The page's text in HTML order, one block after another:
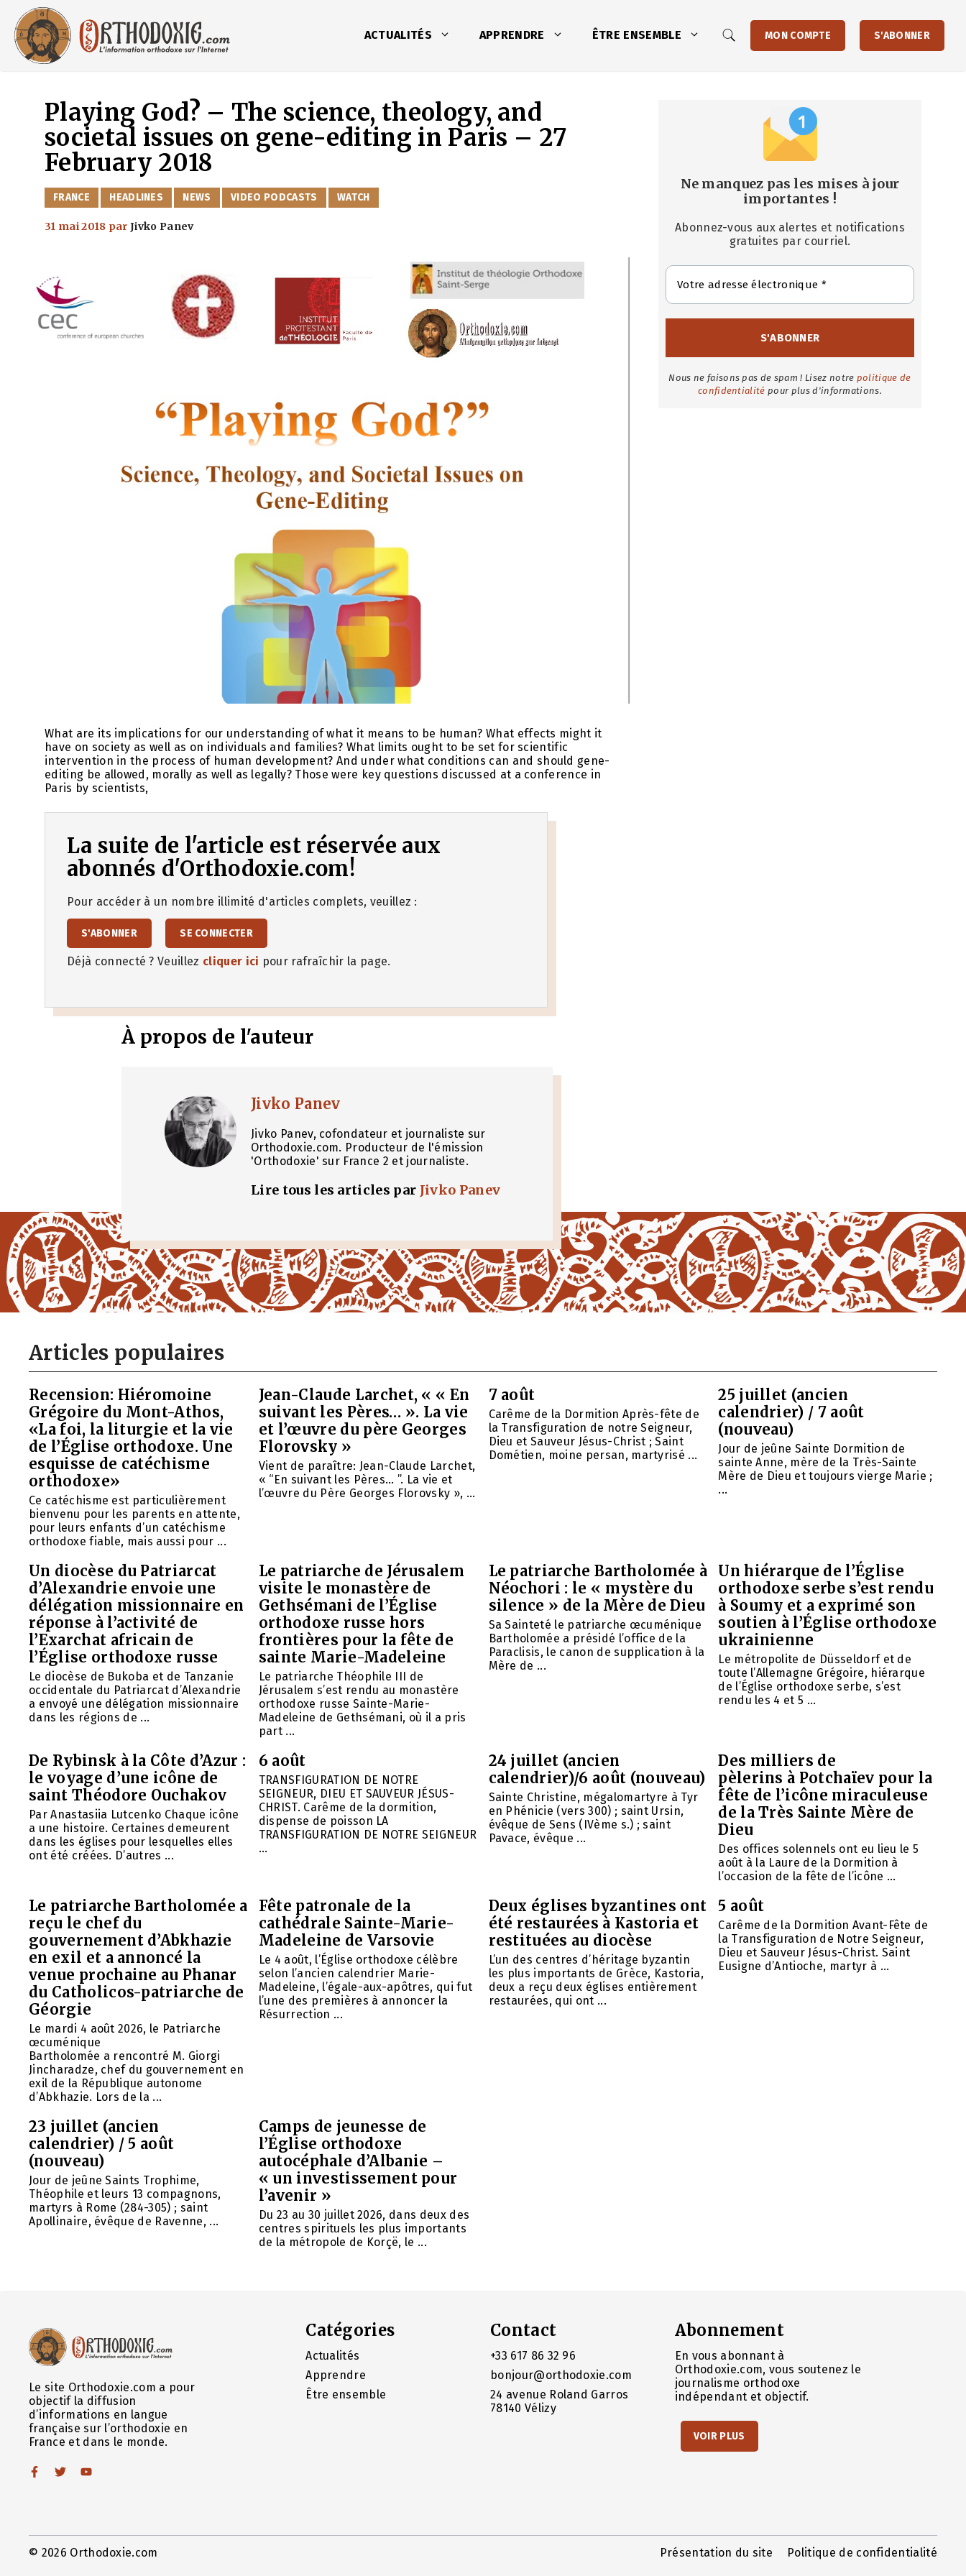
contenu
ACTUALITÉS APPRENDRE ÊTRE ENSEMBLE MON COMPTE S'ABONNER
Playing God? – The science, theology, and
societal issues on gene-editing in Paris – 27
February 2018
CATÉGORIES
FRANCE HEADLINES NEWS VIDEO PODCASTS WATCH
31 mai 2018 parJivko Panev
What are its implications for our understanding of what it means to be human? What effects might it
have on society as well as on individuals and families? What limits ought to be set for scientific
intervention in the process of human development? And under what conditions can and should gene-
editing be allowed, morally as well as legally? Those were key questions discussed at a conference in
Paris by scientists,
La suite de l'article est réservée aux
abonnés d'Orthodoxie.com!
Pour accéder à un nombre illimité d'articles complets, veuillez :
S'ABONNER SE CONNECTER
Déjà connecté ? Veuillez cliquer ici pour rafraîchir la page.
À propos de l'auteur
Jivko Panev
Jivko Panev, cofondateur et journaliste sur
Orthodoxie.com. Producteur de l'émission
'Orthodoxie' sur France 2 et journaliste.
Lire tous les articles par Jivko Panev
Ne manquez pas les mises à jour
importantes !
Abonnez-vous aux alertes et notifications
gratuites par courriel.
Nous ne faisons pas de spam ! Lisez notre politique de
confidentialité pour plus d'informations.
Articles populaires
Recension: Hiéromoine
Grégoire du Mont-Athos,
«La foi, la liturgie et la vie
de l’Église orthodoxe. Une
esquisse de catéchisme
orthodoxe»
Ce catéchisme est particulièrement
bienvenu pour les parents en attente,
pour leurs enfants d’un catéchisme
orthodoxe fiable, mais aussi pour ...
Jean-Claude Larchet, « « En
suivant les Pères… ». La vie
et l’œuvre du père Georges
Florovsky »
Vient de paraître: Jean-Claude Larchet,
« “En suivant les Pères… ”. La vie et
l’œuvre du Père Georges Florovsky », ...
7 août
Carême de la Dormition Après-fête de
la Transfiguration de notre Seigneur,
Dieu et Sauveur Jésus-Christ ; Saint
Dométien, moine persan, martyrisé ...
25 juillet (ancien
calendrier) / 7 août
(nouveau)
Jour de jeûne Sainte Dormition de
sainte Anne, mère de la Très-Sainte
Mère de Dieu et toujours vierge Marie ;
...
Un diocèse du Patriarcat
d’Alexandrie envoie une
délégation missionnaire en
réponse à l’activité de
l’Exarchat africain de
l’Église orthodoxe russe
Le diocèse de Bukoba et de Tanzanie
occidentale du Patriarcat d’Alexandrie
a envoyé une délégation missionnaire
dans les régions de ...
Le patriarche de Jérusalem
visite le monastère de
Gethsémani de l’Église
orthodoxe russe hors
frontières pour la fête de
sainte Marie-Madeleine
Le patriarche Théophile III de
Jérusalem s’est rendu au monastère
orthodoxe russe Sainte-Marie-
Madeleine de Gethsémani, où il a pris
part ...
Le patriarche Bartholomée à
Néochori : le « mystère du
silence » de la Mère de Dieu
Sa Sainteté le patriarche œcuménique
Bartholomée a présidé l’office de la
Paraclisis, le canon de supplication à la
Mère de ...
Un hiérarque de l’Église
orthodoxe serbe s’est rendu
à Soumy et a exprimé son
soutien à l’Église orthodoxe
ukrainienne
Le métropolite de Düsseldorf et de
toute l’Allemagne Grégoire, hiérarque
de l’Église orthodoxe serbe, s’est
rendu les 4 et 5 ...
De Rybinsk à la Côte d’Azur :
le voyage d’une icône de
saint Théodore Ouchakov
Par Anastasiia Lutcenko Chaque icône
a une histoire. Certaines demeurent
dans les églises pour lesquelles elles
ont été créées. D’autres ...
6 août
TRANSFIGURATION DE NOTRE
SEIGNEUR, DIEU ET SAUVEUR JÉSUS-
CHRIST. Carême de la dormition,
dispense de poisson LA
TRANSFIGURATION DE NOTRE SEIGNEUR
...
24 juillet (ancien
calendrier)/6 août (nouveau)
Sainte Christine, mégalomartyre à Tyr
en Phénicie (vers 300) ; saint Ursin,
évêque de Sens (IVème s.) ; saint
Pavace, évêque ...
Des milliers de
pèlerins à Potchaïev pour la
fête de l’icône miraculeuse
de la Très Sainte Mère de
Dieu
Des offices solennels ont eu lieu le 5
août à la Laure de la Dormition à
l’occasion de la fête de l’icône ...
Le patriarche Bartholomée a
reçu le chef du
gouvernement d’Abkhazie
en exil et a annoncé la
venue prochaine au Phanar
du Catholicos-patriarche de
Géorgie
Le mardi 4 août 2026, le Patriarche
œcuménique
Bartholomée a rencontré M. Giorgi
Jincharadze, chef du gouvernement en
exil de la République autonome
d’Abkhazie. Lors de la ...
Fête patronale de la
cathédrale Sainte-Marie-
Madeleine de Varsovie
Le 4 août, l’Église orthodoxe célèbre
selon l’ancien calendrier Marie-
Madeleine, l’égale-aux-apôtres, qui fut
l’une des premières à annoncer la
Résurrection ...
Deux églises byzantines ont
été restaurées à Kastoria et
restituées au diocèse
L’un des centres d’héritage byzantin
les plus importants de Grèce, Kastoria,
deux a reçu deux églises entièrement
restaurées, qui ont ...
5 août
Carême de la Dormition Avant-Fête de
la Transfiguration de Notre Seigneur,
Dieu et Sauveur Jésus-Christ. Saint
Eusigne d’Antioche, martyr à ...
23 juillet (ancien
calendrier) / 5 août
(nouveau)
Jour de jeûne Saints Trophime,
Théophile et leurs 13 compagnons,
martyrs à Rome (284-305) ; saint
Apollinaire, évêque de Ravenne, ...
Camps de jeunesse de
l’Église orthodoxe
autocéphale d’Albanie –
« un investissement pour
l’avenir »
Du 23 au 30 juillet 2026, dans deux des
centres spirituels les plus importants
de la métropole de Korçë, le ...
Le site Orthodoxie.com a pour
objectif la diffusion
d’informations en langue
française sur l’orthodoxie en
France et dans le monde.
Catégories
Actualités
Apprendre
Être ensemble
Contact
+33 617 86 32 96
bonjour@orthodoxie.com
24 avenue Roland Garros
78140 Vélizy
Abonnement
En vous abonnant à
Orthodoxie.com, vous soutenez le
journalisme orthodoxe
indépendant et objectif.
VOIR PLUS
© 2026 Orthodoxie.com Présentation du site Politique de confidentialité